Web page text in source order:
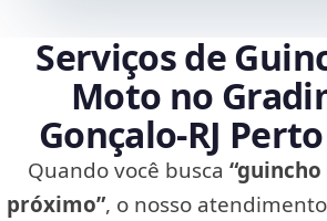
Serviços de
Moto no
Gonçalo‑RJ
Quando você busca
próximo”, o nosso